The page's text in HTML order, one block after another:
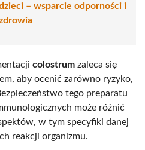
– wsparcie odporności i
colostrum zaleca się
aby ocenić zarówno ryzyko,
tego preparatu
może różnić
w tym specyfiki danej
reakcji organizmu.